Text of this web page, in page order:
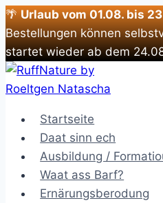
🌴Urlaub vom 01.08. bis
Bestellungen können
startet wieder ab dem
Zum
Inhalt
Startseite
Daat sinn ech
Ausbildung /
Waat ass Barf?
Ernärungsberodung